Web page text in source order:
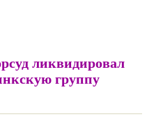
ликвидировал
группу